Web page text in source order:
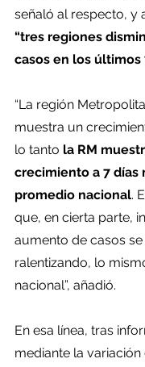
señaló al respecto, y
“tres regiones
casos en los últimos
“La región
muestra un
lo tanto la RM
crecimiento a 7 días
promedio nacional.
que, en cierta parte,
aumento de casos se
ralentizando, lo
nacional”, añadió.
En esa línea, tras
mediante la variación